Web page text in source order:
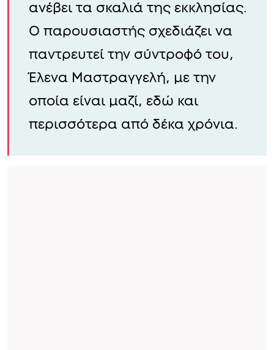
ανέβει τα σκαλιά της εκκλησίας.
Ο παρουσιαστής σχεδιάζει να
παντρευτεί την σύντροφό του,
Έλενα Μαστραγγελή, με την
οποία είναι μαζί, εδώ και
περισσότερα από δέκα χρόνια.